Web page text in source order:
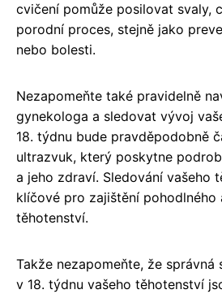
cvičení pomůže posilovat svaly,
porodní proces, stejně jako
nebo bolesti.
Nezapomeňte také pravidelně
gynekologa a sledovat vývoj
18. týdnu bude pravděpodobně
ultrazvuk, který poskytne
a jeho zdraví. Sledování vašeho
klíčové pro zajištění pohodlného
těhotenství.
Takže nezapomeňte, že
v 18. týdnu vašeho těhotenství